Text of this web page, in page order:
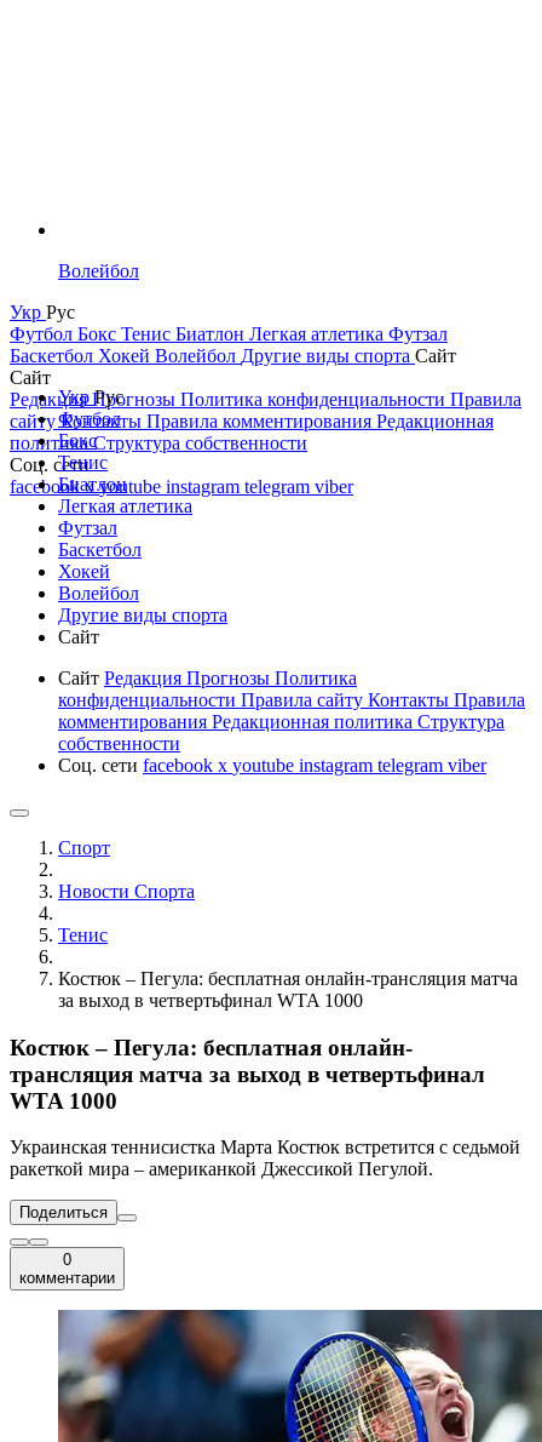
Волейбол
Укр Рус
Футбол Бокс Тенис Биатлон Легкая атлетика Футзал
Баскетбол Хокей Волейбол Другие виды спорта Сайт
Сайт
РедакцияПрогнозы Политика конфиденциальности Правила
сайтуКонтакты Правила комментирования Редакционная
политикаСтруктура собственности
Соц. сети
facebookxyoutube instagram telegram viber
УкрРус
Футбол
Бокс
Тенис
Биатлон
Легкая атлетика
Футзал
Баскетбол
Хокей
Волейбол
Другие виды спорта
Сайт
Сайт Редакция Прогнозы Политика
конфиденциальности Правила сайту Контакты Правила
комментирования Редакционная политика Структура
собственности
Соц. сети facebook x youtube instagram telegram viber
Спорт
Новости Cпорта
Тенис
Костюк – Пегула: бесплатная онлайн-трансляция матча
за выход в четвертьфинал WTA 1000
Костюк – Пегула: бесплатная онлайн-
трансляция матча за выход в четвертьфинал
WTA 1000
Украинская теннисистка Марта Костюк встретится с седьмой
ракеткой мира – американкой Джессикой Пегулой.
Поделиться
0
комментарии